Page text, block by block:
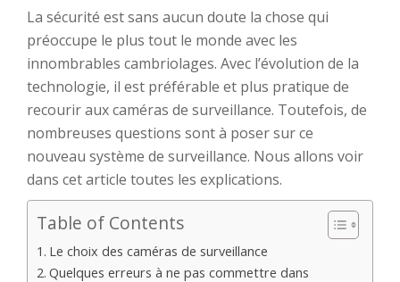
La sécurité est sans aucun doute la chose qui
préoccupe le plus tout le monde avec les
innombrables cambriolages. Avec l’évolution de la
technologie, il est préférable et plus pratique de
recourir aux caméras de surveillance. Toutefois, de
nombreuses questions sont à poser sur ce
nouveau système de surveillance. Nous allons voir
dans cet article toutes les explications.
Table of Contents
Le choix des caméras de surveillance
Quelques erreurs à ne pas commettre dans